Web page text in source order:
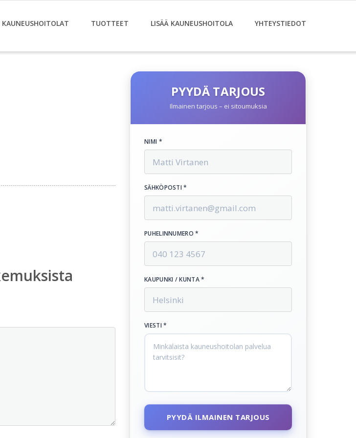
KAUNEUSHOITOLAT TUOTTEET LISÄÄ KAUNEUSHOITOLA YHTEYSTIEDOT
PYYDÄ TARJOUS
Ilmainen tarjous – ei sitoumuksia
NIMI *
SÄHKÖPOSTI *
PUHELINNUMERO *
KAUPUNKI / KUNTA *
VIESTI *
PYYDÄ ILMAINEN TARJOUS